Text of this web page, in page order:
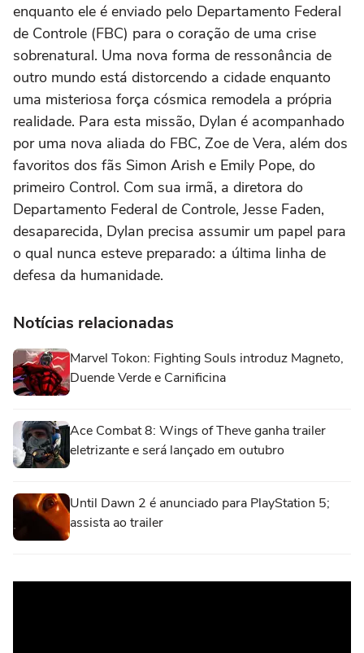
enquanto ele é enviado pelo Departamento Federal
de Controle (FBC) para o coração de uma crise
sobrenatural. Uma nova forma de ressonância de
outro mundo está distorcendo a cidade enquanto
uma misteriosa força cósmica remodela a própria
realidade. Para esta missão, Dylan é acompanhado
por uma nova aliada do FBC, Zoe de Vera, além dos
favoritos dos fãs Simon Arish e Emily Pope, do
primeiro Control. Com sua irmã, a diretora do
Departamento Federal de Controle, Jesse Faden,
desaparecida, Dylan precisa assumir um papel para
o qual nunca esteve preparado: a última linha de
defesa da humanidade.
Notícias relacionadas
Marvel Tokon: Fighting Souls introduz Magneto,
Duende Verde e Carnificina
Ace Combat 8: Wings of Theve ganha trailer
eletrizante e será lançado em outubro
Until Dawn 2 é anunciado para PlayStation 5;
assista ao trailer